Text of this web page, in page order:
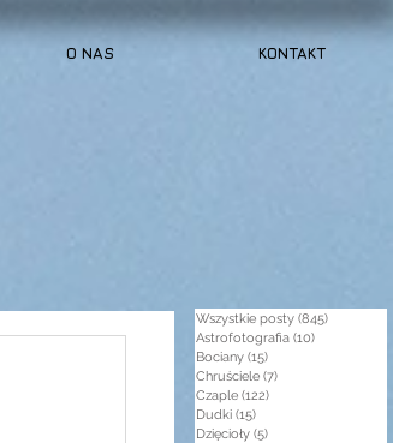
O NAS KONTAKT
Wszystkie posty (845)
Astrofotografia (10)
Bociany (15)
Chruściele (7)
Czaple (122)
Dudki (15)
Dzięcioły (5)